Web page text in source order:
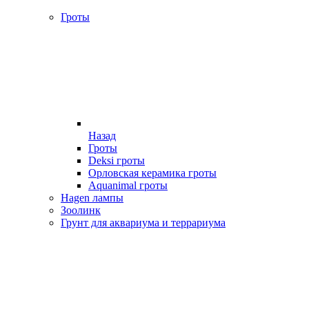
Гроты
Назад
Гроты
Deksi гроты
Орловская керамика гроты
Aquanimal гроты
Hagen лампы
Зоолинк
Грунт для аквариума и террариума